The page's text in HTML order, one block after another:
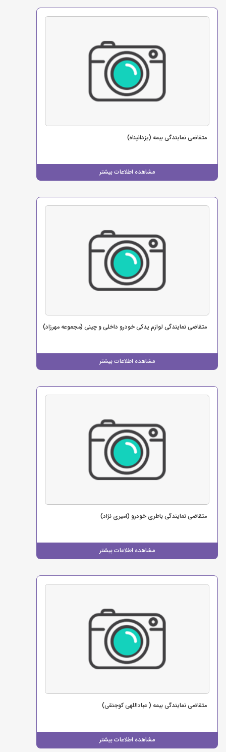
مشاهده اطلاعات بیشتر
متقاضی نمایندگی بیمه (یزدانپناه)
مشاهده اطلاعات بیشتر
متقاضی نمایندگی لوازم یدکی خودرو داخلی و چینی (مجموعه مهرزاد)
مشاهده اطلاعات بیشتر
متقاضی نمایندگی باطری خودرو (امیری نژاد)
مشاهده اطلاعات بیشتر
متقاضی نمایندگی بیمه ( عباداللهی کوجنقی)